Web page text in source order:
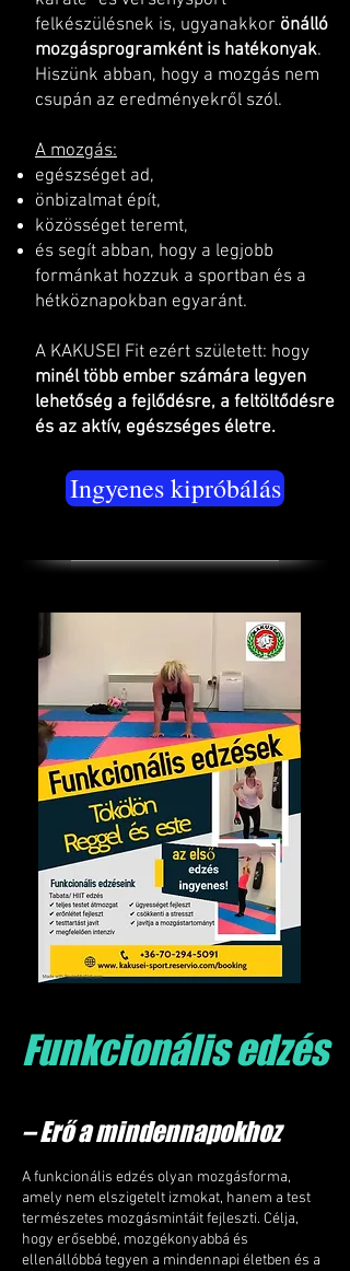
felkészülésnek is, ugyanakkor önálló
mozgásprogramként is hatékonyak.
Hiszünk abban, hogy a mozgás nem
csupán az eredményekről szól.
A mozgás:
egészséget ad,
önbizalmat épít,
közösséget teremt,
és segít abban, hogy a legjobb
formánkat hozzuk a sportban és a
hétköznapokban egyaránt.
A KAKUSEI Fit ezért született: hogy
minél több ember számára legyen
lehetőség a fejlődésre, a feltöltődésre
és az aktív, egészséges életre.
Ingyenes kipróbálás
Funkcionális edzés
– Erő a mindennapokhoz
A funkcionális edzés olyan mozgásforma,
amely nem elszigetelt izmokat, hanem a test
természetes mozgásmintáit fejleszti. Célja,
hogy erősebbé, mozgékonyabbá és
ellenállóbbá tegyen a mindennapi életben és a